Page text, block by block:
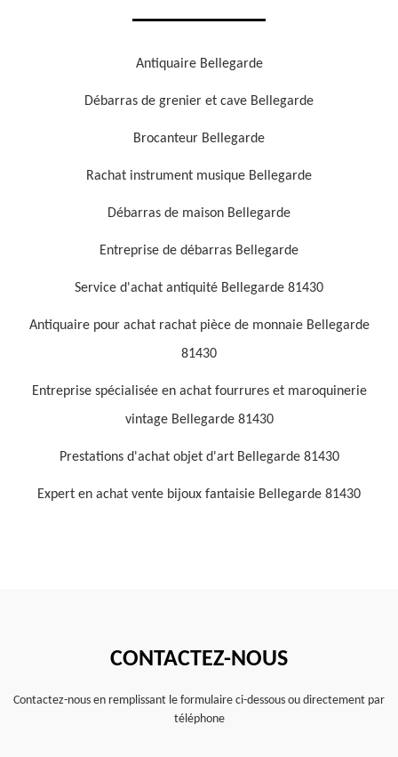
Antiquaire Bellegarde
Débarras de grenier et cave Bellegarde
Brocanteur Bellegarde
Rachat instrument musique Bellegarde
Débarras de maison Bellegarde
Entreprise de débarras Bellegarde
Service d'achat antiquité Bellegarde 81430
Antiquaire pour achat rachat pièce de monnaie Bellegarde
81430
Entreprise spécialisée en achat fourrures et maroquinerie
vintage Bellegarde 81430
Prestations d'achat objet d'art Bellegarde 81430
Expert en achat vente bijoux fantaisie Bellegarde 81430
CONTACTEZ-NOUS
Contactez-nous en remplissant le formulaire ci-dessous ou directement par
téléphone